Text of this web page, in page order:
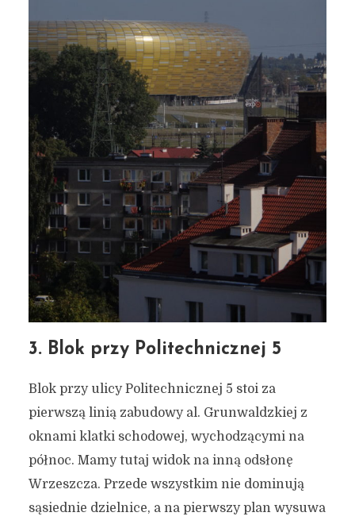
3. Blok przy Politechnicznej 5
Blok przy ulicy Politechnicznej 5 stoi za
pierwszą linią zabudowy al. Grunwaldzkiej z
oknami klatki schodowej, wychodzącymi na
północ. Mamy tutaj widok na inną odsłonę
Wrzeszcza. Przede wszystkim nie dominują
sąsiednie dzielnice, a na pierwszy plan wysuwa